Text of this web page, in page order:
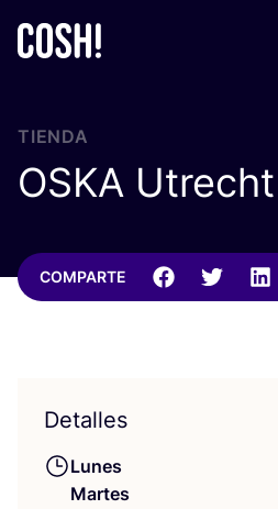
TIENDA
OSKA Utrecht
COMPARTE
Detalles
Lunes
Martes